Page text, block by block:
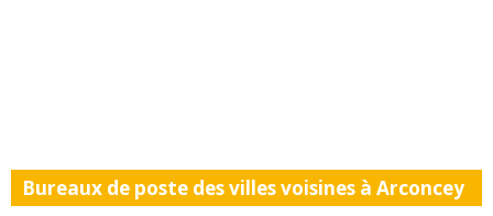
Bureaux de poste des villes voisines à Arconcey